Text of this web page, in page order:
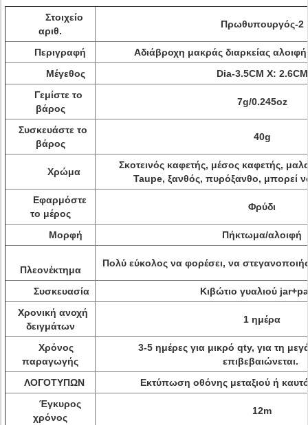
Στοιχείο
αριθ.
Πρωθυπουργός-2
Περιγραφή
Αδιάβροχη μακράς διαρκείας
Μέγεθος
Dia-3.5CM Χ: 2.6CM
Γεμίστε το
βάρος
7g/0.245oz
Συσκευάστε το
βάρος
40g
Χρώμα
Σκοτεινός καφετής, μέσος καφετής,
Taupe, ξανθός, πυρόξανθο, μπορεί
Εφαρμόστε
το μέρος
Φρύδι
Μορφή Πήκτωμα/αλοιφή
Πλεονέκτημα
Πολύ εύκολος να φορέσει, να
Συσκευασία
Κιβώτιο γυαλιού
Χρονική ανοχή
δειγμάτων
1 ημέρα
Χρόνος
παραγωγής
3-5 ημέρες για μικρό qty, για τη
επιβεβαιώνεται.
ΛΟΓΟΤΥΠΩΝ
Εκτύπωση οθόνης μεταξιού ή
Έγκυρος
χρόνος
12m